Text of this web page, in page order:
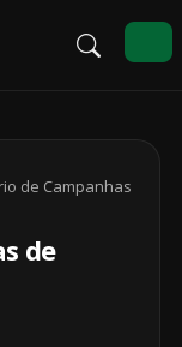
de Campanhas
de